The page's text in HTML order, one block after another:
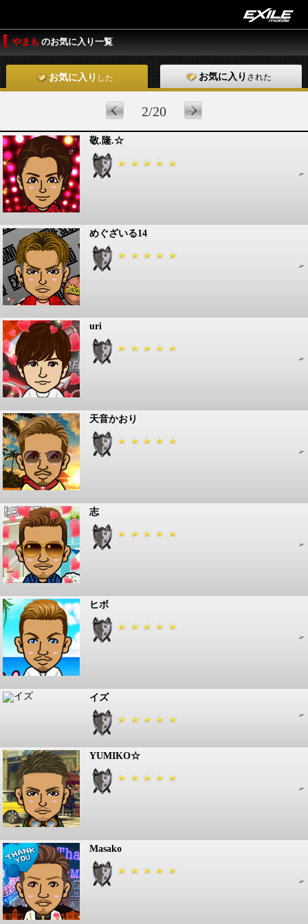
やまも のお気に入り一覧
お気に入り した お気に入り された
2/20
敬.隆.☆
めぐざいる14
uri
天音かおり
志
ヒボ
イズ
YUMIKO☆
Masako